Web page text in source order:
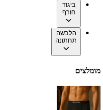
ביגוד
חורף
הלבשה
תחתונה
מומלצים